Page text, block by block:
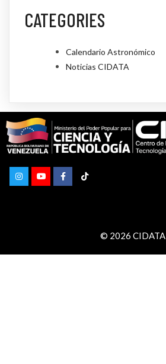
CATEGORIES
Calendario Astronómico
Noticias CIDATA
© 2026 CIDATA